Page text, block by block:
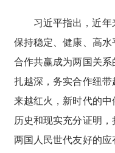
习近平指出，近
保持稳定、健康、高水
合作共赢成为两国关
扎越深，务实合作纽
来越红火，新时代的中
历史和现实充分证明
两国人民世代友好的